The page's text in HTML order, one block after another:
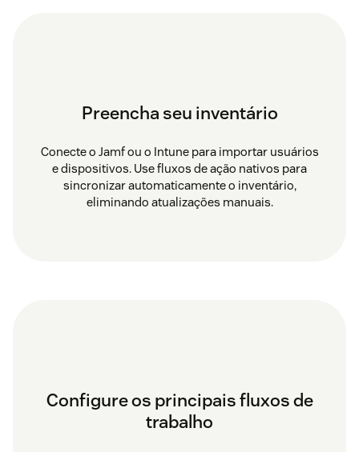
Preencha seu inventário
Conecte o Jamf ou o Intune para importar usuários
e dispositivos. Use fluxos de ação nativos para
sincronizar automaticamente o inventário,
eliminando atualizações manuais.
Configure os principais fluxos de
trabalho